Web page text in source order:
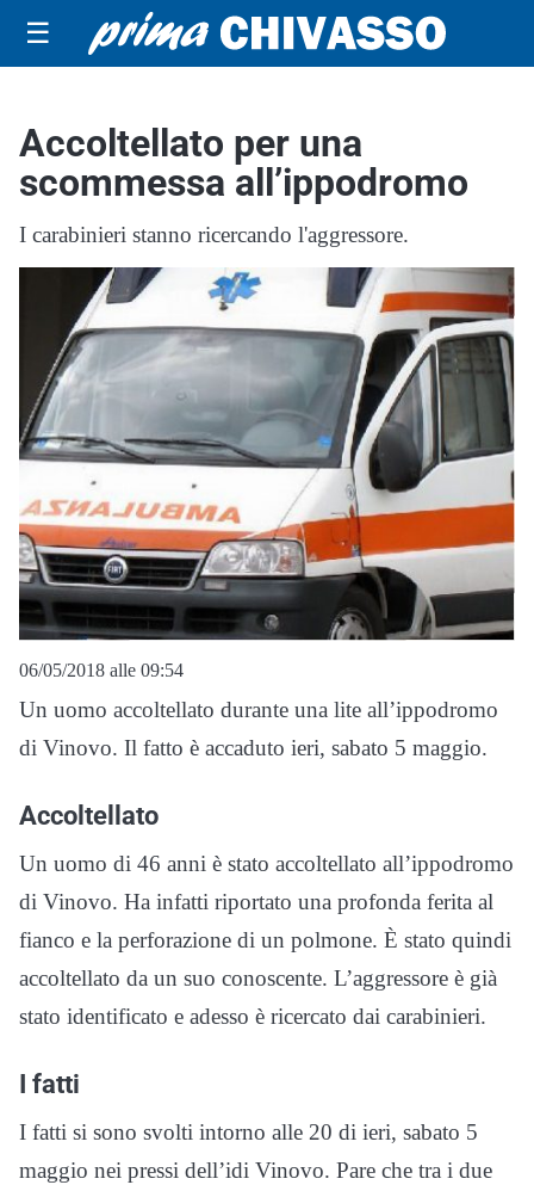
☰
Accoltellato per una
scommessa all’ippodromo
I carabinieri stanno ricercando l'aggressore.
06/05/2018 alle 09:54
Un uomo accoltellato durante una lite all’ippodromo
di Vinovo. Il fatto è accaduto ieri, sabato 5 maggio.
Accoltellato
Un uomo di 46 anni è stato accoltellato all’ippodromo
di Vinovo. Ha infatti riportato una profonda ferita al
fianco e la perforazione di un polmone. È stato quindi
accoltellato da un suo conoscente. L’aggressore è già
stato identificato e adesso è ricercato dai carabinieri.
I fatti
I fatti si sono svolti intorno alle 20 di ieri, sabato 5
maggio nei pressi dell’idi Vinovo. Pare che tra i due